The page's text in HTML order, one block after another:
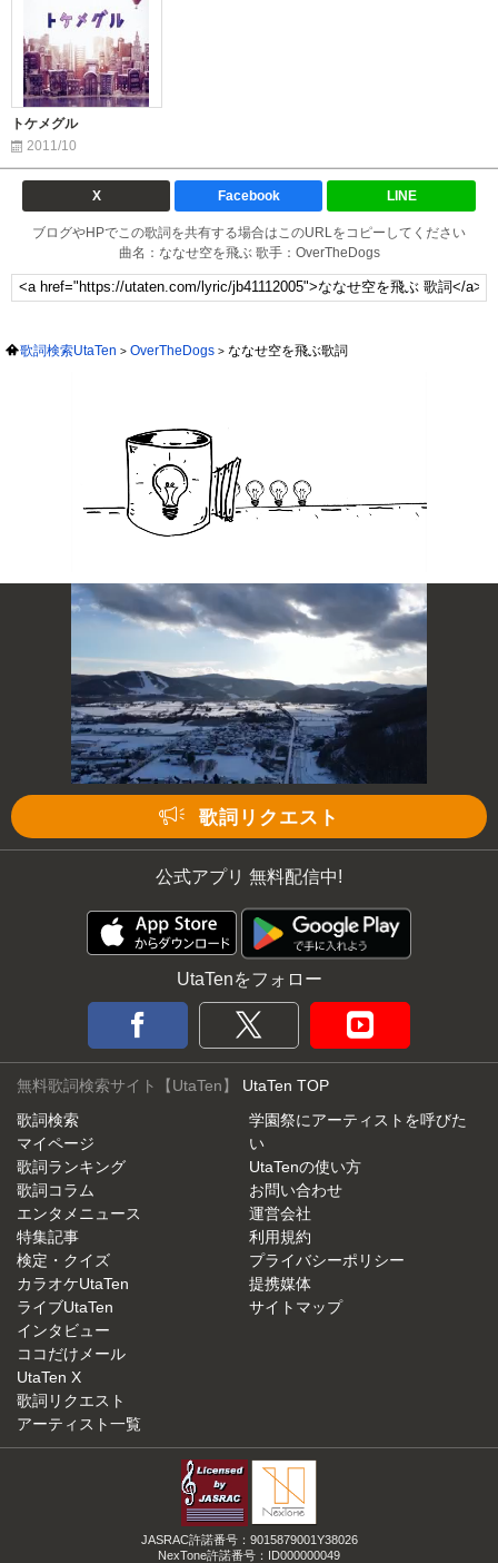
トケメグル
2011/10
X Facebook LINE
ブログやHPでこの歌詞を共有する場合はこのURLをコピーしてください
曲名：ななせ空を飛ぶ 歌手：OverTheDogs
歌詞検索UtaTen OverTheDogs ななせ空を飛ぶ歌詞
歌詞リクエスト
公式アプリ 無料配信中!
UtaTenをフォロー
無料歌詞検索サイト【UtaTen】 UtaTen TOP
歌詞検索
マイページ
歌詞ランキング
歌詞コラム
エンタメニュース
特集記事
検定・クイズ
カラオケUtaTen
ライブUtaTen
インタビュー
ココだけメール
UtaTen X
歌詞リクエスト
アーティスト一覧
学園祭にアーティストを呼びた
い
UtaTenの使い方
お問い合わせ
運営会社
利用規約
プライバシーポリシー
提携媒体
サイトマップ
JASRAC許諾番号：9015879001Y38026
NexTone許諾番号：ID000000049